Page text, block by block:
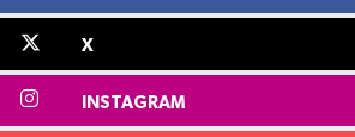
X
INSTAGRAM